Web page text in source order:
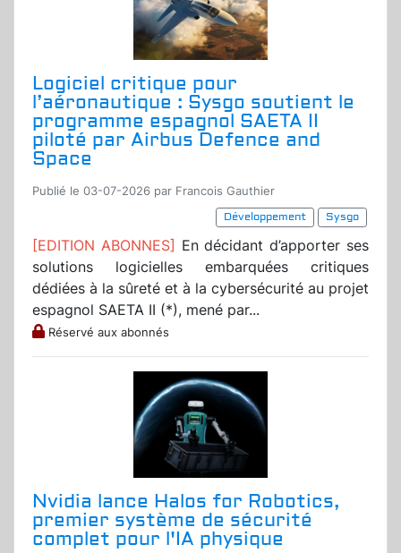
Logiciel critique pour
l’aéronautique : Sysgo soutient le
programme espagnol SAETA II
piloté par Airbus Defence and
Space
Publié le 03-07-2026 par Francois Gauthier
Développement
Sysgo
[EDITION ABONNES] En décidant d’apporter ses
solutions logicielles embarquées critiques
dédiées à la sûreté et à la cybersécurité au projet
espagnol SAETA II (*), mené par...
Réservé aux abonnés
Nvidia lance Halos for Robotics,
premier système de sécurité
complet pour l'IA physique